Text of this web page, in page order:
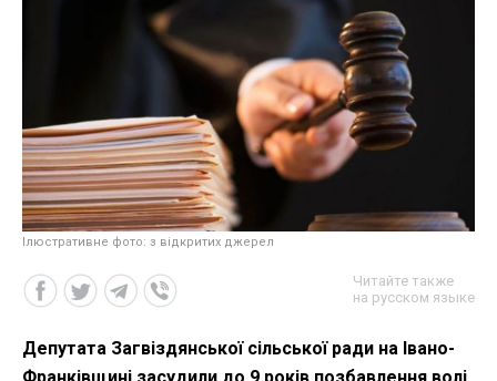
Ілюстративне фото: з відкритих джерел
Читайте также
на русском языке
Депутата Загвіздянської сільської ради на Івано-